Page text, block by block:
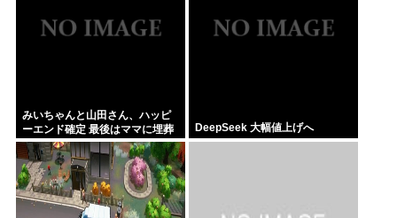
みいちゃんと山田さん、ハッピ
ーエンド確定 最後はママに埋葬
される
DeepSeek 大幅値上げへ